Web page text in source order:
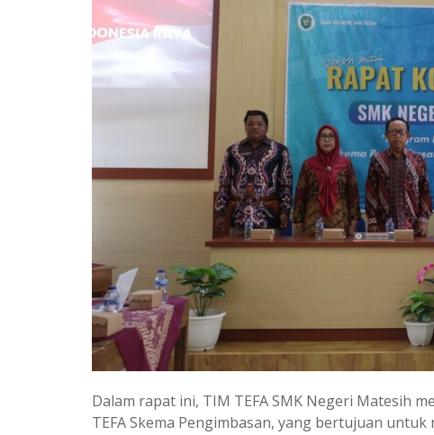
Dalam rapat ini, TIM TEFA SMK Negeri Matesih
TEFA Skema Pengimbasan, yang bertujuan